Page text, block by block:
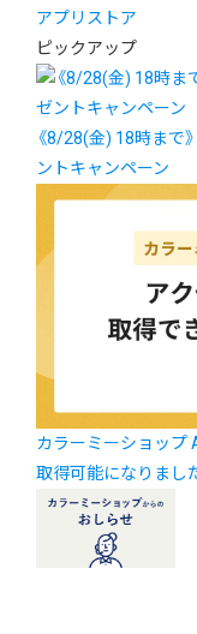
アプリストア
ピックアップ
《8/28(金) 18時まで
ントキャンペーン
カラーミーショップ
取得可能になりまし